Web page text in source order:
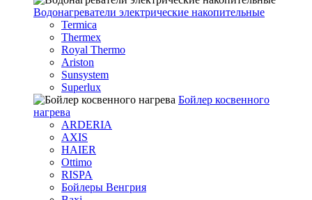
Водонагреватели электрические накопительные
Termica
Thermex
Royal Thermo
Ariston
Sunsystem
Superlux
Бойлер косвенного
нагрева
ARDERIA
AXIS
HAIER
Ottimo
RISPA
Бойлеры Венгрия